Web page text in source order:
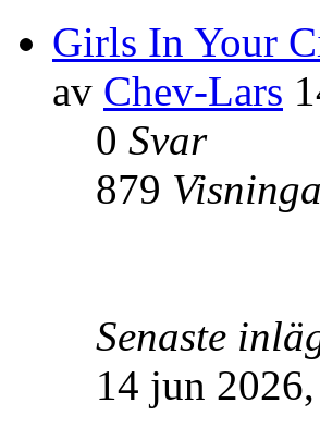
Girls In Your
av Chev-Lars
0 Svar
879
Senaste
14 jun